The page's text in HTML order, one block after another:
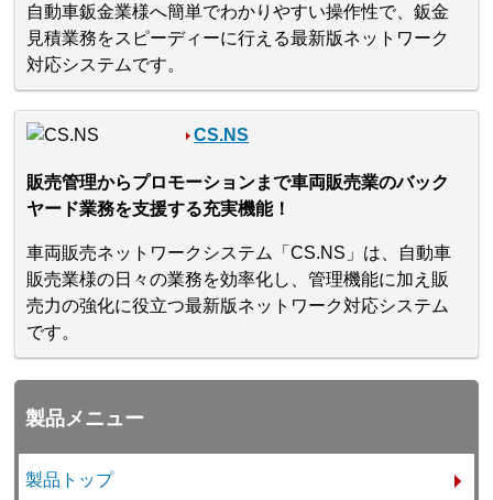
自動車鈑金業様へ簡単でわかりやすい操作性で、鈑金
見積業務をスピーディーに行える最新版ネットワーク
対応システムです。
CS.NS
販売管理からプロモーションまで車両販売業のバック
ヤード業務を支援する充実機能！
車両販売ネットワークシステム「CS.NS」は、自動車
販売業様の日々の業務を効率化し、管理機能に加え販
売力の強化に役立つ最新版ネットワーク対応システム
です。
製品メニュー
製品トップ